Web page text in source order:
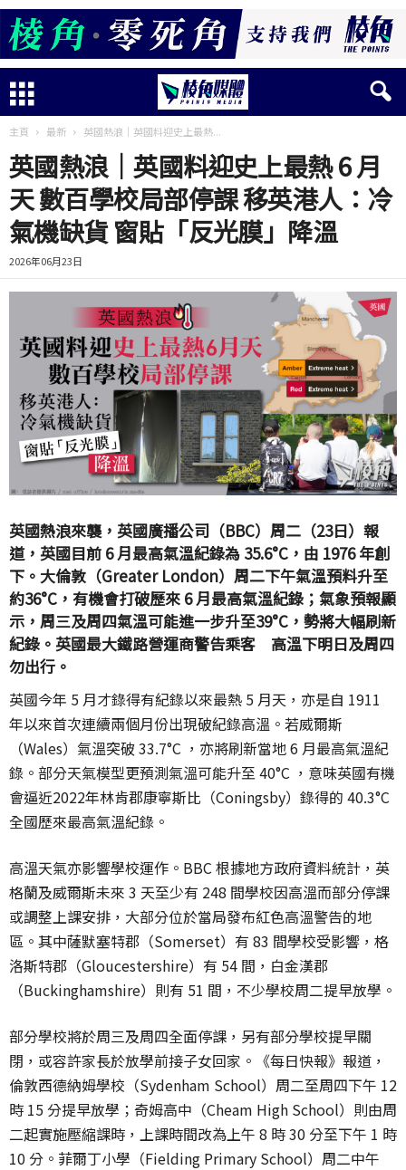
主頁 最新 英國熱浪｜英國料迎史上最熱...
英國熱浪｜英國料迎史上最熱 6 月
天 數百學校局部停課 移英港人：冷
氣機缺貨 窗貼「反光膜」降溫
2026年06月23日
英國熱浪來襲，英國廣播公司（BBC）周二（23日）報
道，英國目前 6 月最高氣溫紀錄為 35.6°C，由 1976 年創
下。大倫敦（Greater London）周二下午氣溫預料升至
約36°C，有機會打破歷來 6 月最高氣溫紀錄；氣象預報顯
示，周三及周四氣溫可能進一步升至39°C，勢將大幅刷新
紀錄。英國最大鐵路營運商警告乘客 高溫下明日及周四
勿出行。
英國今年 5 月才錄得有紀錄以來最熱 5 月天，亦是自 1911
年以來首次連續兩個月份出現破紀錄高溫。若威爾斯
（Wales）氣溫突破 33.7°C ，亦將刷新當地 6 月最高氣溫紀
錄。部分天氣模型更預測氣溫可能升至 40°C ，意味英國有機
會逼近2022年林肯郡康寧斯比（Coningsby）錄得的 40.3°C
全國歷來最高氣溫紀錄。
高溫天氣亦影響學校運作。BBC 根據地方政府資料統計，英
格蘭及威爾斯未來 3 天至少有 248 間學校因高溫而部分停課
或調整上課安排，大部分位於當局發布紅色高溫警告的地
區。其中薩默塞特郡（Somerset）有 83 間學校受影響，格
洛斯特郡（Gloucestershire）有 54 間，白金漢郡
（Buckinghamshire）則有 51 間，不少學校周二提早放學。
部分學校將於周三及周四全面停課，另有部分學校提早關
閉，或容許家長於放學前接子女回家。《每日快報》報道，
倫敦西德納姆學校（Sydenham School）周二至周四下午 12
時 15 分提早放學；奇姆高中（Cheam High School）則由周
二起實施壓縮課時，上課時間改為上午 8 時 30 分至下午 1 時
10 分。菲爾丁小學（Fielding Primary School）周二中午